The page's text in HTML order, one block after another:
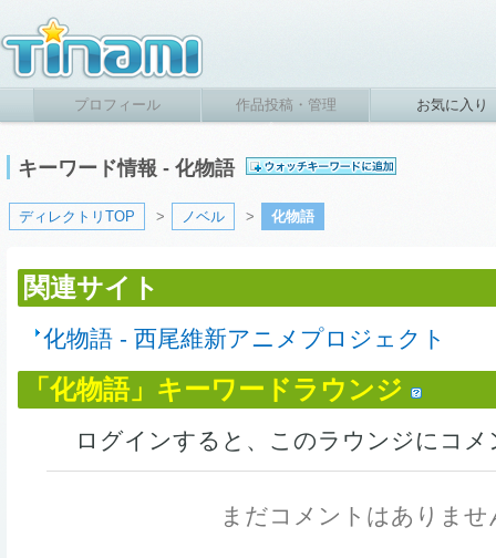
プロフィール 作品投稿・管理 お気に入り
キーワード情報 - 化物語
ディレクトリTOP > ノベル > 化物語
関連サイト
化物語 - 西尾維新アニメプロジェクト
「化物語」キーワードラウンジ
ログインすると、このラウンジにコ
まだコメントはありませ